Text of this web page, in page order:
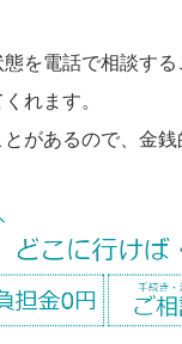
を電話で相談す
れます。
があるので、金